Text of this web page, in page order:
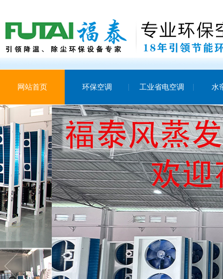
网站首页 环保空调 工业省电空调 水